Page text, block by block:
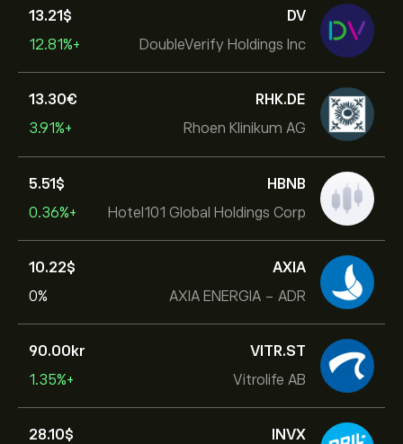
DV
DoubleVerify Holdings Inc
13.21‎$‎
+12.81%
RHK.DE
Rhoen Klinikum AG
13.30‎€‎
+3.91%
HBNB
Hotel101 Global Holdings Corp
5.51‎$‎
+0.36%
AXIA
AXIA ENERGIA - ADR
10.22‎$‎
0%
VITR.ST
Vitrolife AB
90.00‎kr‎
+1.35%
INVX
28.10‎$‎